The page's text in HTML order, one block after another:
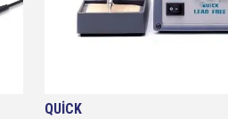
QUİCK